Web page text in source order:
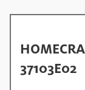
37103E02